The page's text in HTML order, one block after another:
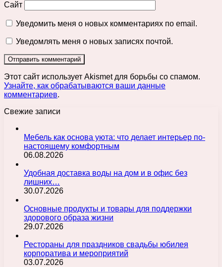
Сайт
Уведомить меня о новых комментариях по email.
Уведомлять меня о новых записях почтой.
Этот сайт использует Akismet для борьбы со спамом.
Узнайте, как обрабатываются ваши данные
комментариев.
Свежие записи
Мебель как основа уюта: что делает интерьер по-
настоящему комфортным
06.08.2026
Удобная доставка воды на дом и в офис без
лишних…
30.07.2026
Основные продукты и товары для поддержки
здорового образа жизни
29.07.2026
Рестораны для праздников свадьбы юбилея
корпоратива и мероприятий
03.07.2026